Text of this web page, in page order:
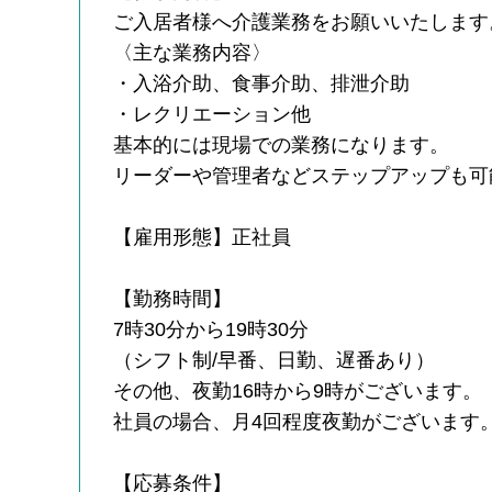
ご入居者様へ介護業務をお願いいたします
〈主な業務内容〉
・入浴介助、食事介助、排泄介助
・レクリエーション他
基本的には現場での業務になります。
リーダーや管理者などステップアップも可
【雇用形態】正社員
【勤務時間】
7時30分から19時30分
（シフト制/早番、日勤、遅番あり）
その他、夜勤16時から9時がございます。
社員の場合、月4回程度夜勤がございます。
【応募条件】